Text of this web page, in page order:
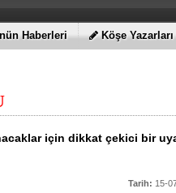
Haberleri Köşe Yazarları
için dikkat çekici bir
Tarih: 15-